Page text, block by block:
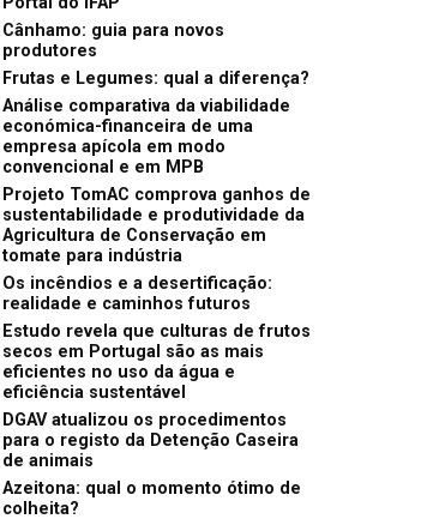
Cânhamo: guia para novos
produtores
Frutas e Legumes: qual a diferença?
Análise comparativa da viabilidade
económica-financeira de uma
empresa apícola em modo
convencional e em MPB
Projeto TomAC comprova ganhos de
sustentabilidade e produtividade da
Agricultura de Conservação em
tomate para indústria
Os incêndios e a desertificação:
realidade e caminhos futuros
Estudo revela que culturas de frutos
secos em Portugal são as mais
eficientes no uso da água e
eficiência sustentável
DGAV atualizou os procedimentos
para o registo da Detenção Caseira
de animais
Azeitona: qual o momento ótimo de
colheita?